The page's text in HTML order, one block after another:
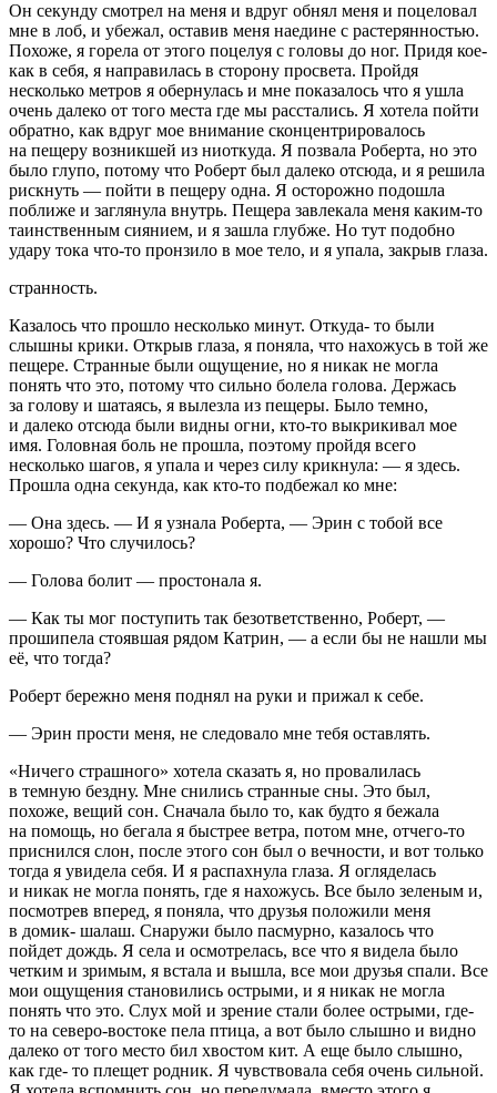
Он секунду смотрел на меня и вдруг обнял меня и поцеловал
мне в лоб, и убежал, оставив меня наедине с растерянностью.
Похоже, я горела от этого поцелуя с головы до ног. Придя кое-
как в себя, я направилась в сторону просвета. Пройдя
несколько метров я обернулась и мне показалось что я ушла
очень далеко от того места где мы расстались. Я хотела пойти
обратно, как вдруг мое внимание сконцентрировалось
на пещеру возникшей из ниоткуда. Я позвала Роберта, но это
было глупо, потому что Роберт был далеко отсюда, и я решила
рискнуть — пойти в пещеру одна. Я осторожно подошла
поближе и заглянула внутрь. Пещера завлекала меня каким-то
таинственным сиянием, и я зашла глубже. Но тут подобно
удару тока что-то пронзило в мое тело, и я упала, закрыв глаза.
странность.
Казалось что прошло несколько минут. Откуда- то были
слышны крики. Открыв глаза, я поняла, что нахожусь в той же
пещере. Странные были ощущение, но я никак не могла
понять что это, потому что сильно болела голова. Держась
за голову и шатаясь, я вылезла из пещеры. Было темно,
и далеко отсюда были видны огни, кто-то выкрикивал мое
имя. Головная боль не прошла, поэтому пройдя всего
несколько шагов, я упала и через силу крикнула: — я здесь.
Прошла одна секунда, как кто-то подбежал ко мне:
— Она здесь. — И я узнала Роберта, — Эрин с тобой все
хорошо? Что случилось?
— Голова болит — простонала я.
— Как ты мог поступить так безответственно, Роберт, —
прошипела стоявшая рядом Катрин, — а если бы не нашли мы
её, что тогда?
Роберт бережно меня поднял на руки и прижал к себе.
— Эрин прости меня, не следовало мне тебя оставлять.
«Ничего страшного» хотела сказать я, но провалилась
в темную бездну. Мне снились странные сны. Это был,
похоже, вещий сон. Сначала было то, как будто я бежала
на помощь, но бегала я быстрее ветра, потом мне, отчего-то
приснился слон, после этого сон был о вечности, и вот только
тогда я увидела себя. И я распахнула глаза. Я огляделась
и никак не могла понять, где я нахожусь. Все было зеленым и,
посмотрев вперед, я поняла, что друзья положили меня
в домик- шалаш. Снаружи было пасмурно, казалось что
пойдет дождь. Я села и осмотрелась, все что я видела было
четким и зримым, я встала и вышла, все мои друзья спали. Все
мои ощущения становились острыми, и я никак не могла
понять что это. Слух мой и зрение стали более острыми, где-
то на северо-востоке пела птица, а вот было слышно и видно
далеко от того место бил хвостом кит. А еще было слышно,
как где- то плещет родник. Я чувствовала себя очень сильной.